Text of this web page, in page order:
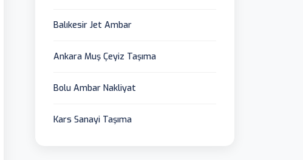
Balıkesir Jet Ambar
Ankara Muş Çeyiz Taşıma
Bolu Ambar Nakliyat
Kars Sanayi Taşıma